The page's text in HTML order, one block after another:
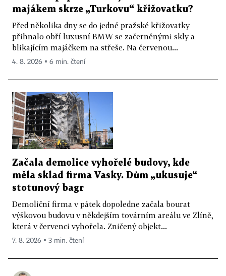
majákem skrze „Turkovu“ křižovatku?
Před několika dny se do jedné pražské křižovatky
přihnalo obří luxusní BMW se začerněnými skly a
blikajícím majáčkem na střeše. Na červenou...
4. 8. 2026 ▪ 6 min. čtení
Začala demolice vyhořelé budovy, kde
měla sklad firma Vasky. Dům „ukusuje“
stotunový bagr
Demoliční firma v pátek dopoledne začala bourat
výškovou budovu v někdejším továrním areálu ve Zlíně,
která v červenci vyhořela. Zničený objekt...
7. 8. 2026 ▪ 3 min. čtení